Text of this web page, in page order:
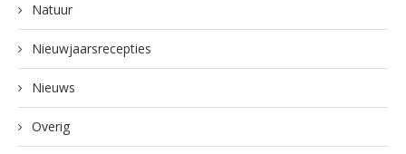
Natuur
Nieuwjaarsrecepties
Nieuws
Overig